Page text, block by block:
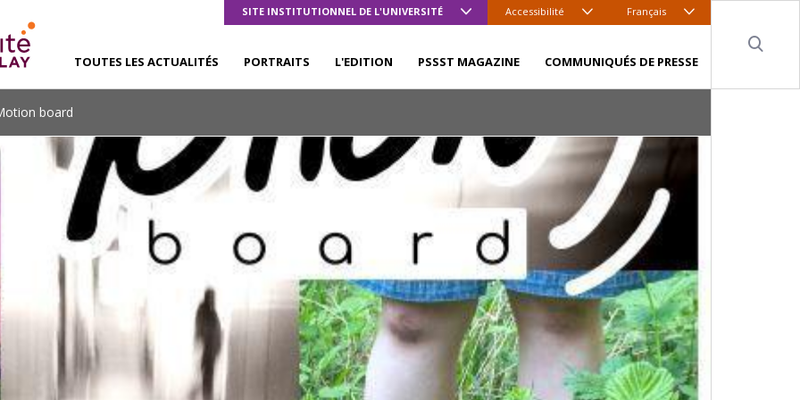
SITE INSTITUTIONNEL DE L'UNIVERSITÉ Accessibilité Français
TOUTES LES ACTUALITÉS PORTRAITS L'EDITION PSSST MAGAZINE COMMUNIQUÉS DE PRESSE
board